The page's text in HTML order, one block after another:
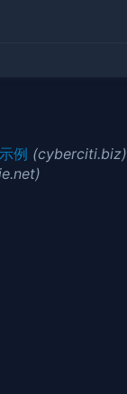
例 (cyberciti.biz)